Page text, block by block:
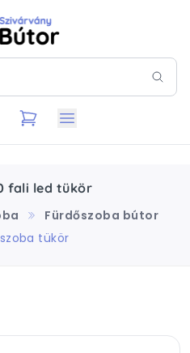
fali led tükör
Fürdőszoba bútor
tükör